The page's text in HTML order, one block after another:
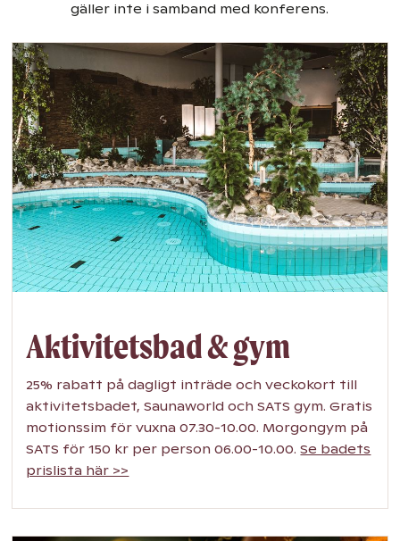
gäller inte i samband med konferens.
Aktivitetsbad & gym
25% rabatt på dagligt inträde och veckokort till
aktivitetsbadet, Saunaworld och SATS gym. Gratis
motionssim för vuxna 07.30-10.00. Morgongym på
SATS för 150 kr per person 06.00-10.00.Se badets
prislista här >>